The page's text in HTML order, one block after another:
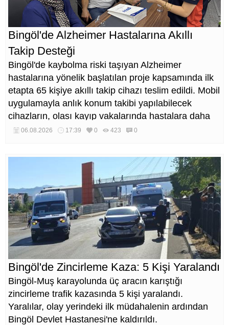
Bingöl'de Alzheimer Hastalarına Akıllı
Takip Desteği
Bingöl'de kaybolma riski taşıyan Alzheimer
hastalarına yönelik başlatılan proje kapsamında ilk
etapta 65 kişiye akıllı takip cihazı teslim edildi. Mobil
uygulamayla anlık konum takibi yapılabilecek
cihazların, olası kayıp vakalarında hastalara daha
kısa sürede ulaşılmasını sağlaması hedefleniyor.
06.08.2026 17:39 0 423 0
Bingöl'de Zincirleme Kaza: 5 Kişi Yaralandı
Bingöl-Muş karayolunda üç aracın karıştığı
zincirleme trafik kazasında 5 kişi yaralandı.
Yaralılar, olay yerindeki ilk müdahalenin ardından
Bingöl Devlet Hastanesi'ne kaldırıldı.